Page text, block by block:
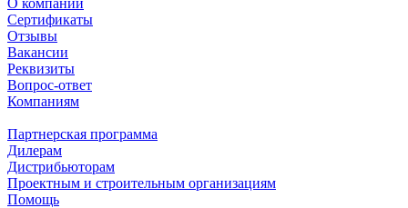
Сертификаты
Отзывы
Вакансии
Реквизиты
Вопрос-ответ
Компаниям
Партнерская программа
Дилерам
Дистрибьюторам
Проектным и строительным организациям
Помощь